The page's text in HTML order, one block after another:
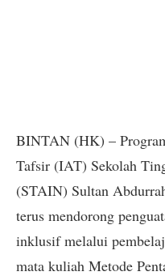
BINTAN (HK) –
Tafsir (IAT) Sekolah
(STAIN) Sultan
terus mendorong
inklusif melalui
mata kuliah Metode